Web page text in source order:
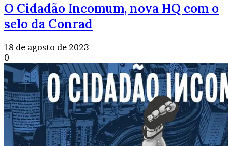
O Cidadão Incomum, nova HQ com o
selo da Conrad
18 de agosto de 2023
0